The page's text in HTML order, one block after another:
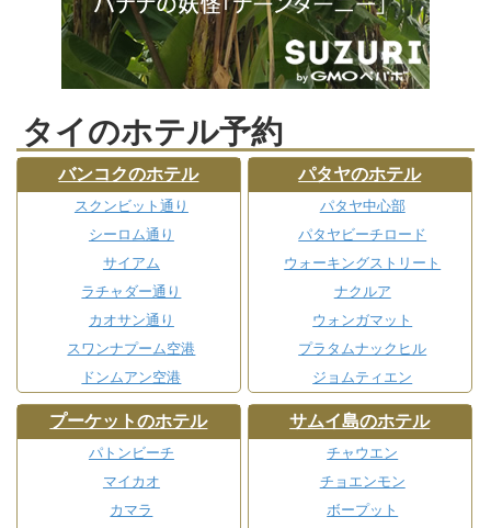
タイのホテル予約
バンコクのホテル
スクンビット通り
シーロム通り
サイアム
ラチャダー通り
カオサン通り
スワンナプーム空港
ドンムアン空港
パタヤのホテル
パタヤ中心部
パタヤビーチロード
ウォーキングストリート
ナクルア
ウォンガマット
プラタムナックヒル
ジョムティエン
プーケットのホテル
パトンビーチ
マイカオ
カマラ
サムイ島のホテル
チャウエン
チョエンモン
ボープット